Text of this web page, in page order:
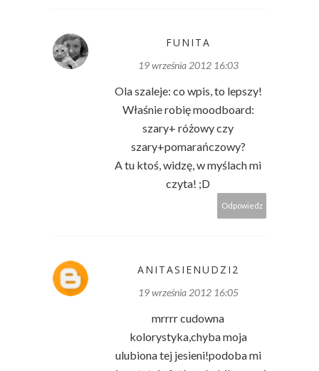
FUNITA
19 września 2012 16:03
Ola szaleje: co wpis, to lepszy!
Właśnie robię moodboard:
szary+ różowy czy
szary+pomarańczowy?
A tu ktoś, widzę, w myślach mi
czyta! ;D
Odpowiedz
ANITASIENUDZI2
19 września 2012 16:05
mrrrr cudowna
kolorystyka,chyba moja
ulubiona tej jesieni!podoba mi